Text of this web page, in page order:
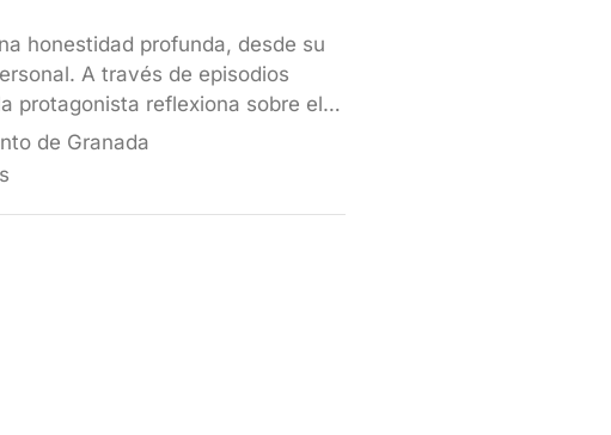
honestidad profunda, desde su
A través de episodios
protagonista reflexiona sobre el…
de Granada